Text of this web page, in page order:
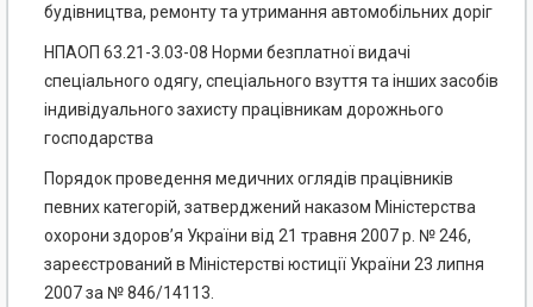
будівництва, ремонту та утримання автомобільних доріг
НПАОП 63.21-3.03-08 Норми безплатної видачі
спеціального одягу, спеціального взуття та інших засобів
індивідуального захисту працівникам дорожнього
господарства
Порядок проведення медичних оглядів працівників
певних категорій, затверджений наказом Міністерства
охорони здоров’я України від 21 травня 2007 р. № 246,
зареєстрований в Міністерстві юстиції України 23 липня
2007 за № 846/14113.